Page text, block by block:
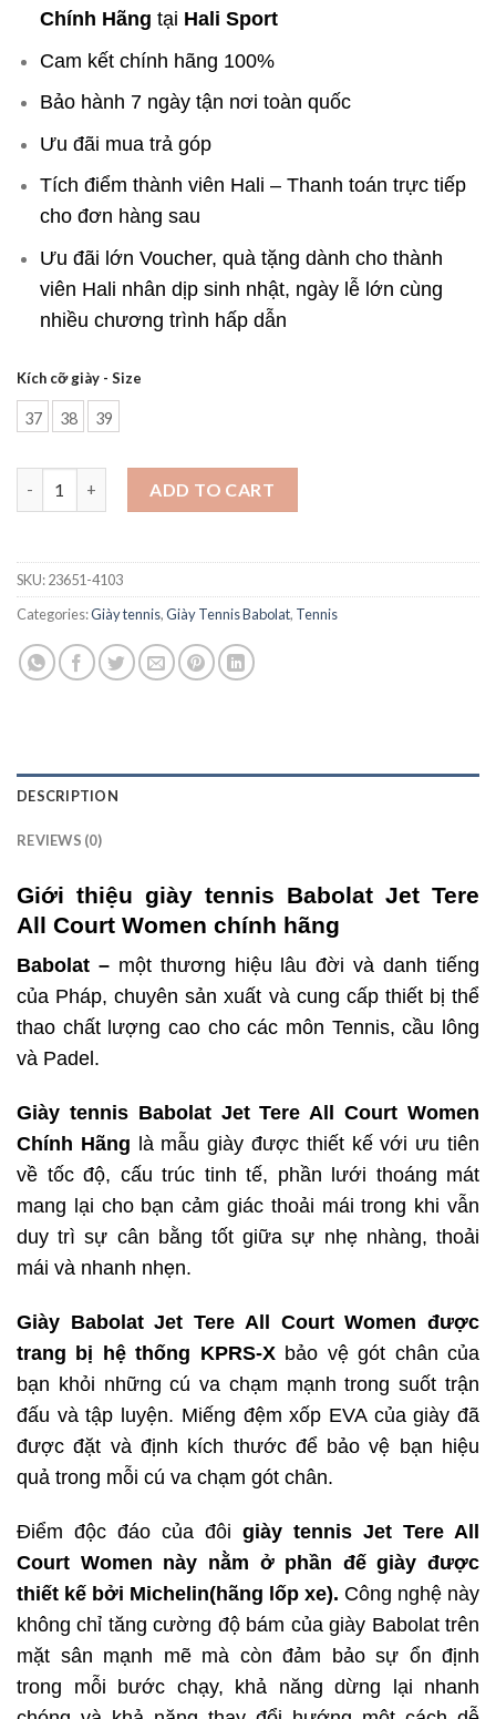
Chính Hãng tại Hali Sport
Cam kết chính hãng 100%
Bảo hành 7 ngày tận nơi toàn quốc
Ưu đãi mua trả góp
Tích điểm thành viên Hali – Thanh toán trực tiếp
cho đơn hàng sau
Ưu đãi lớn Voucher, quà tặng dành cho thành
viên Hali nhân dịp sinh nhật, ngày lễ lớn cùng
nhiều chương trình hấp dẫn
Kích cỡ giày - Size
37 38 39
ADD TO CART
SKU:23651-4103
Categories:Giày tennis,Giày Tennis Babolat, Tennis
DESCRIPTION
REVIEWS (0)
Giới thiệu giày tennis Babolat Jet Tere
All Court Women chính hãng
Babolat – một thương hiệu lâu đời và danh tiếng
của Pháp, chuyên sản xuất và cung cấp thiết bị thể
thao chất lượng cao cho các môn Tennis, cầu lông
và Padel.
Giày tennis Babolat Jet Tere All Court Women
Chính Hãng là mẫu giày được thiết kế với ưu tiên
về tốc độ, cấu trúc tinh tế, phần lưới thoáng mát
mang lại cho bạn cảm giác thoải mái trong khi vẫn
duy trì sự cân bằng tốt giữa sự nhẹ nhàng, thoải
mái và nhanh nhẹn.
Giày Babolat Jet Tere All Court Women được
trang bị hệ thống KPRS-Xbảo vệ gót chân của
bạn khỏi những cú va chạm mạnh trong suốt trận
đấu và tập luyện. Miếng đệm xốp EVA của giày đã
được đặt và định kích thước để bảo vệ bạn hiệu
quả trong mỗi cú va chạm gót chân.
Điểm độc đáo của đôi giày tennis Jet Tere All
Court Women này nằm ở phần đế giày được
thiết kế bởi Michelin(hãng lốp xe). Công nghệ này
không chỉ tăng cường độ bám của giày Babolat trên
mặt sân mạnh mẽ mà còn đảm bảo sự ổn định
trong mỗi bước chạy, khả năng dừng lại nhanh